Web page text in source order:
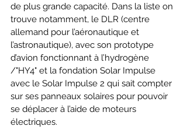
de plus grande capacité. Dans la liste on
trouve notamment, le DLR (centre
allemand pour l’aéronautique et
l’astronautique), avec son prototype
d’avion fonctionnant à l’hydrogène
/"HY4" et la fondation Solar Impulse
avec le Solar Impulse 2 qui sait compter
sur ses panneaux solaires pour pouvoir
se déplacer à l’aide de moteurs
électriques.